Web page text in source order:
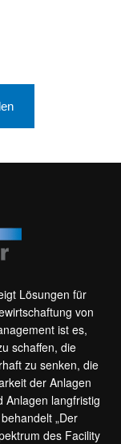
Lösungen für
von
ist es,
schaffen, die
zu senken, die
der Anlagen
Anlagen langfristig
„Der
des Facility